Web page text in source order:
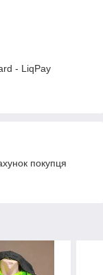
- LiqPay
покупця